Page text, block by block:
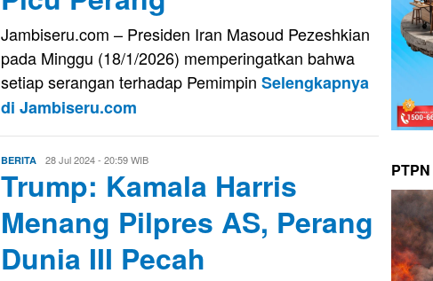
Jambiseru.com – Presiden Iran Masoud Pezeshkian
pada Minggu (18/1/2026) memperingatkan bahwa
setiap serangan terhadap Pemimpin Selengkapnya
di Jambiseru.com
BERITA Evo
28 Jul 2024 - 20:59 WIB
Trump: Kamala Harris
Menang Pilpres AS, Perang
Dunia III Pecah